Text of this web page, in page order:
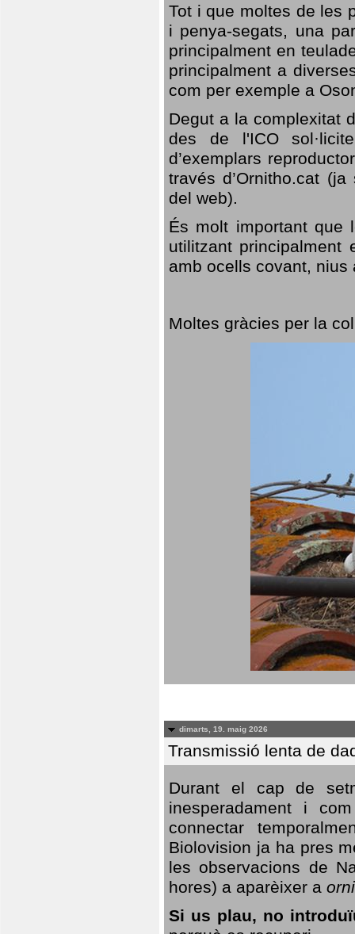
Tot i que moltes de les
i penya-segats, una
principalment en
principalment a
com per exemple a
Degut a la complexitat
des de l'ICO
d’exemplars
través d’Ornitho.cat
del web).
És molt important que
utilitzant
amb ocells covant,
Moltes gràcies per la
dimarts, 19. maig 2026
Transmissió lenta de
Durant el cap de
inesperadament i
connectar
Biolovision ja ha pres
les observacions de
hores) a aparèixer a
Si us plau, no